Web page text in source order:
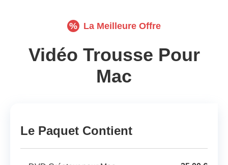
% La Meilleure Offre
Vidéo Trousse Pour
Mac
Le Paquet Contient